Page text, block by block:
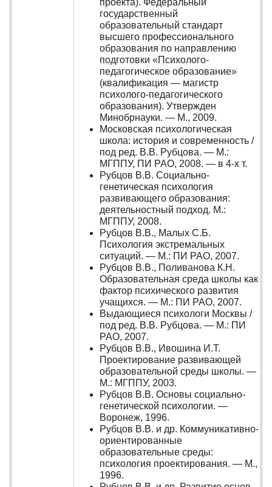
проекта). Федеральный
государственный
образовательный стандарт
высшего профессионального
образования по направлению
подготовки «Психолого-
педагогическое образование»
(квалификация — магистр
психолого-педагогического
образования). Утвержден
Минобрнауки. — М., 2009.
Московская психологическая
школа: история и современность /
под ред. В.В. Рубцова. — М.:
МГППУ, ПИ РАО, 2008. — в 4-х т.
Рубцов В.В. Социально-
генетическая психология
развивающего образования:
деятельностный подход. М.:
МГППУ, 2008.
Рубцов В.В., Малых С.Б.
Психология экстремальных
ситуаций. — М.: ПИ РАО, 2007.
Рубцов В.В., Поливанова К.Н.
Образовательная среда школы как
фактор психического развития
учащихся. — М.: ПИ РАО, 2007.
Выдающиеся психологи Москвы /
под ред. В.В. Рубцова. — М.: ПИ
РАО, 2007.
Рубцов В.В., Ивошина И.Т.
Проектирование развивающей
образовательной среды школы. —
М.: МГППУ, 2003.
Рубцов В.В. Основы социально-
генетической психологии. —
Воронеж, 1996.
Рубцов В.В. и др. Коммуникативно-
ориентированные
образовательные среды:
психология проектирования. — М.,
1996.